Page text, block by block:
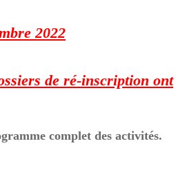
2022
de ré-inscription ont
complet des activités.